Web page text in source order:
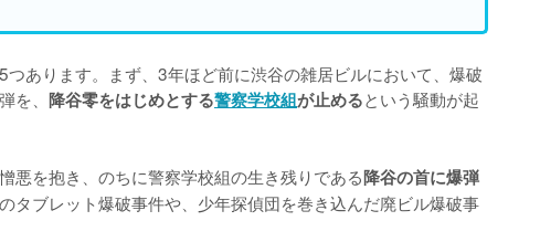
あります。まず、3年ほど前に渋谷の雑居ビルにおいて、爆破
、 降谷零をはじめとする警察学校組が止めるという騒動が起
悪を抱き、のちに警察学校組の生き残りである降谷の首に爆弾
タブレット爆破事件や、少年探偵団を巻き込んだ廃ビル爆破事